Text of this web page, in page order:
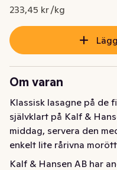
Nuvarande pris är:
233,45 kr /kg
Om varan
Klassisk lasagne på de
självklart på Kalf &
middag, servera den
enkelt lite rårivna
Kalf & Hansen AB har